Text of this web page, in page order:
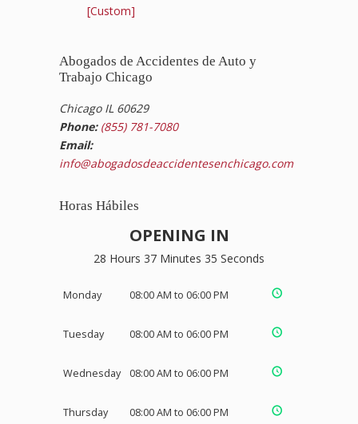
[Custom]
Abogados de Accidentes de Auto y
Trabajo Chicago
Chicago IL 60629
Phone: (855) 781-7080
Email:
info@abogadosdeaccidentesenchicago.com
Horas Hábiles
OPENING IN
28 Hours 37 Minutes 34 Seconds
Monday 08:00 AM to 06:00 PM
Tuesday 08:00 AM to 06:00 PM
Wednesday 08:00 AM to 06:00 PM
Thursday 08:00 AM to 06:00 PM